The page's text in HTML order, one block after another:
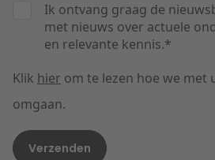
Ik ontvang graag de
met nieuws over actuele
en relevante kennis.*
Klik hier om te lezen hoe we met
omgaan.